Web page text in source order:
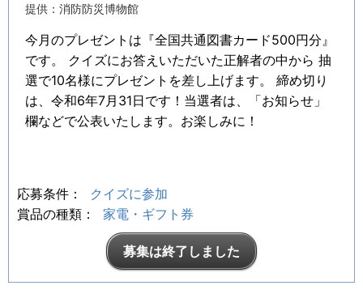
提供：消防防災博物館
今月のプレゼントは『全国共通図書カード500円分』
です。 クイズにお答えいただいた正解者の中から 抽
選で10名様にプレゼントを差し上げます。 締め切り
は、令和6年7月31日です！当選者は、「お知らせ」
欄などで公表いたします。お楽しみに！
応募条件：
クイズに参加
賞品の種類：
家電・ギフト券
募集は終了しました